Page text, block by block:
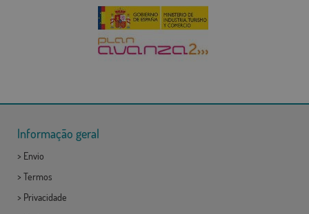
Informação geral
> Envio
> Termos
> Privacidade